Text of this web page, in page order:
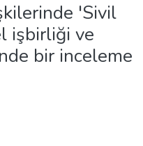
'Sivil
işbirliği ve
bir inceleme